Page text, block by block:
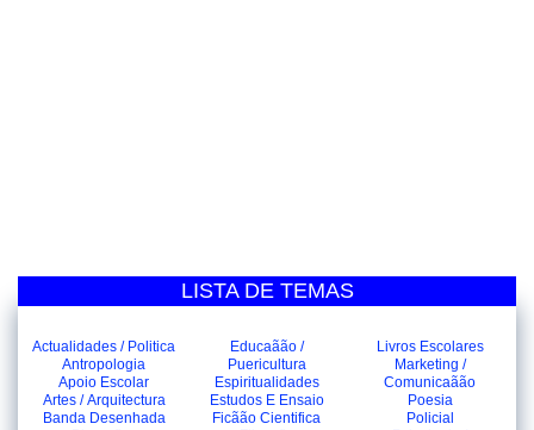
LISTA DE TEMAS
Actualidades / Politica
Antropologia
Apoio Escolar
Artes / Arquitectura
Banda Desenhada
Educaãão /
Puericultura
Espiritualidades
Estudos E Ensaio
Ficãão Cientifica
Livros Escolares
Marketing /
Comunicaãão
Poesia
Policial